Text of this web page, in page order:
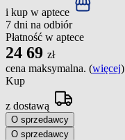
i kup w aptece
7 dni na odbiór
Płatność w aptece
24 69 zł
cena maksymalna. (więcej)
Kup
z dostawą
O sprzedawcy
O sprzedawcy